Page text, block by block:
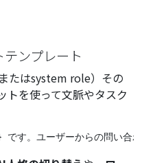
ンプレート
たはsystem role）その
トを使って文脈やタスク
ユーザーからの問い合わ